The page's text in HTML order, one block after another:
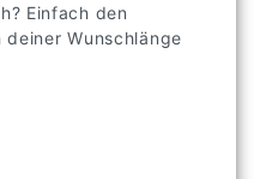
Einfach den
Wunschlänge